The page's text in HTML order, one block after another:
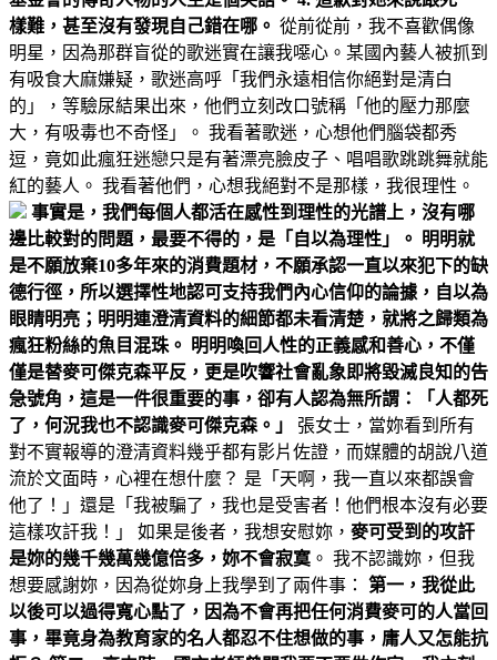
樣難，甚至沒有發現自己錯在哪。 從前從前，我不喜歡偶像
明星，因為那群盲從的歌迷實在讓我噁心。某國內藝人被抓到
有吸食大麻嫌疑，歌迷高呼「我們永遠相信你絕對是清白
的」，等驗尿結果出來，他們立刻改口號稱「他的壓力那麼
大，有吸毒也不奇怪」。 我看著歌迷，心想他們腦袋都秀
逗，竟如此瘋狂迷戀只是有著漂亮臉皮子、唱唱歌跳跳舞就能
紅的藝人。 我看著他們，心想我絕對不是那樣，我很理性。
事實是，我們每個人都活在感性到理性的光譜上，沒有哪
邊比較對的問題，最要不得的，是「自以為理性」。 明明就
是不願放棄10多年來的消費題材，不願承認一直以來犯下的缺
德行徑，所以選擇性地認可支持我們內心信仰的論據，自以為
眼睛明亮；明明連澄清資料的細節都未看清楚，就將之歸類為
瘋狂粉絲的魚目混珠。 明明喚回人性的正義感和善心，不僅
僅是替麥可傑克森平反，更是吹響社會亂象即將毀滅良知的告
急號角，這是一件很重要的事，卻有人認為無所謂：「人都死
了，何況我也不認識麥可傑克森。」
張女士，當妳看到所有
對不實報導的澄清資料幾乎都有影片佐證，而媒體的胡說八道
流於文面時，心裡在想什麼？ 是「天啊，我一直以來都誤會
他了！」還是「我被騙了，我也是受害者！他們根本沒有必要
這樣攻訐我！」 如果是後者，我想安慰妳， 麥可受到的攻訐
是妳的幾千幾萬幾億倍多，妳不會寂寞 。 我不認識妳，但我
想要感謝妳，因為從妳身上我學到了兩件事： 第一，我從此
以後可以過得寬心點了，因為不會再把任何消費麥可的人當回
事，畢竟身為教育家的名人都忍不住想做的事，庸人又怎能抗